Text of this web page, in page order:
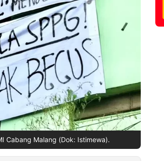
Cabang Malang (Dok: Istimewa).